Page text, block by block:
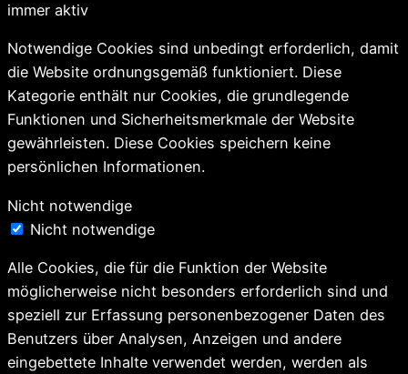
immer aktiv
Notwendige Cookies sind unbedingt erforderlich, damit
die Website ordnungsgemäß funktioniert. Diese
Kategorie enthält nur Cookies, die grundlegende
Funktionen und Sicherheitsmerkmale der Website
gewährleisten. Diese Cookies speichern keine
persönlichen Informationen.
Nicht notwendige
Nicht notwendige
Alle Cookies, die für die Funktion der Website
möglicherweise nicht besonders erforderlich sind und
speziell zur Erfassung personenbezogener Daten des
Benutzers über Analysen, Anzeigen und andere
eingebettete Inhalte verwendet werden, werden als